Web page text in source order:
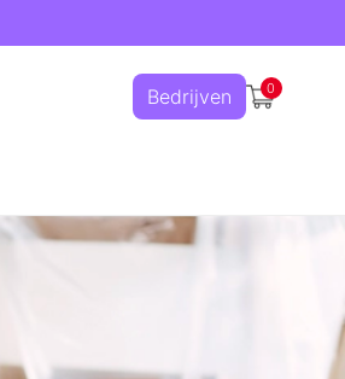
Bedrijven 0